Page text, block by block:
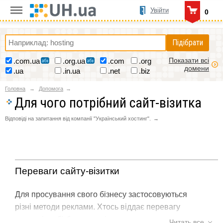
0
Увійти
Підібрати
.com.ua .org.ua .com
.org
.ua
.in.ua .net .biz
Показати всі
домени
Головна Допомога
Для чого потрібний сайт-візитка
Відповіді на запитання від компанії "Український хостинг".
Переваги сайту-візитки
Для просування свого бізнесу застосовуються
різні методи реклами. Хтось віддає перевагу